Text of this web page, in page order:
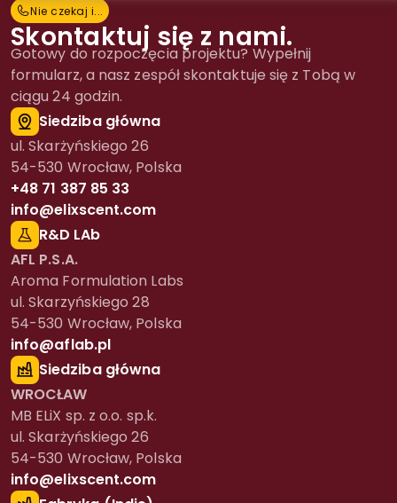
Nie czekaj i...
Nie czekaj i...
Skontaktuj się z nami.
Gotowy do rozpoczęcia projektu? Wypełnij
formularz, a nasz zespół skontaktuje się z Tobą w
ciągu 24 godzin.
Siedziba główna
ul. Skarżyńskiego 26
54-530 Wrocław, Polska
+48 71 387 85 33
info@elixscent.com
R&D LAb
AFL P.S.A.
Aroma Formulation Labs
ul. Skarzyńskiego 28
54-530 Wrocław, Polska
info@aflab.pl
Siedziba główna
WROCŁAW
MB ELiX sp. z o.o. sp.k.
ul. Skarżyńskiego 26
54-530 Wrocław, Polska
info@elixscent.com